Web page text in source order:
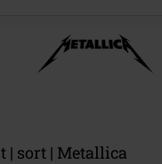
| sort | Metallica